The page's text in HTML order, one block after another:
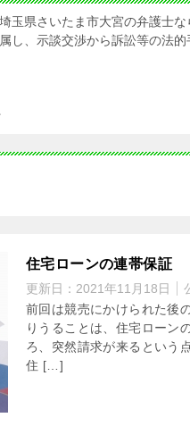
埼玉県さいたま市大宮の弁護士
属し、示談交渉から訴訟等の法的
住宅ローンの連帯保証
更新日： 2021年11月18日
前回は競売にかけられた後
りうることは、住宅ローン
ろ、突然請求が来るという
住 […]